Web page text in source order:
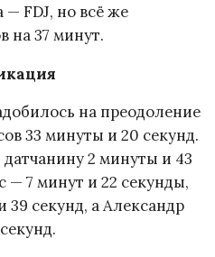
FDJ, но всё же
на 37 минут.
на преодоление
33 минуты и 20 секунд.
2 минуты и 43
— 7 минут и 22 секунды,
39 секунд, а Александр